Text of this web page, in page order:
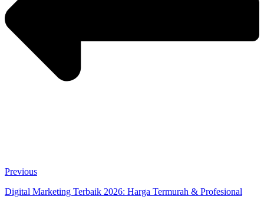
Previous
Digital Marketing Terbaik 2026: Harga Termurah & Profesional